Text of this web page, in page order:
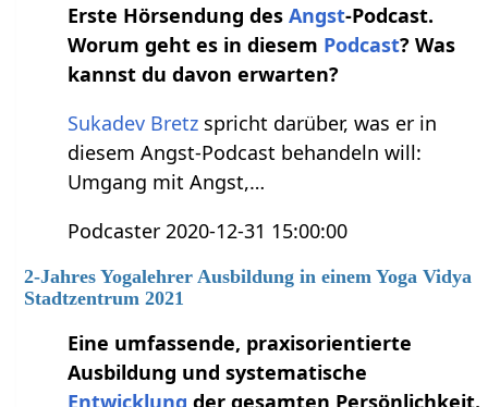
Erste Hörsendung desAngst-Podcast.
Worum geht es in diesem Podcast? Was
kannst du davon erwarten?
Sukadev Bretz spricht darüber, was er in
diesem Angst-Podcast behandeln will:
Umgang mit Angst,…
Podcaster 2020-12-31 15:00:00
2-Jahres Yogalehrer Ausbildung in einem Yoga Vidya
Stadtzentrum 2021
Eine umfassende, praxisorientierte
Ausbildung und systematische
Entwicklung der gesamten Persönlichkeit.